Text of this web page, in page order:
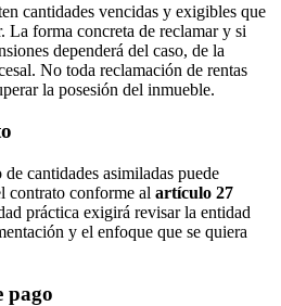
cantidades vencidas y exigibles que
La forma concreta de reclamar y si
dependerá del caso, de la
No toda reclamación de rentas
la posesión del inmueble.
cantidades asimiladas puede
contrato conforme al artículo 27
práctica exigirá revisar la entidad
y el enfoque que se quiera
pago